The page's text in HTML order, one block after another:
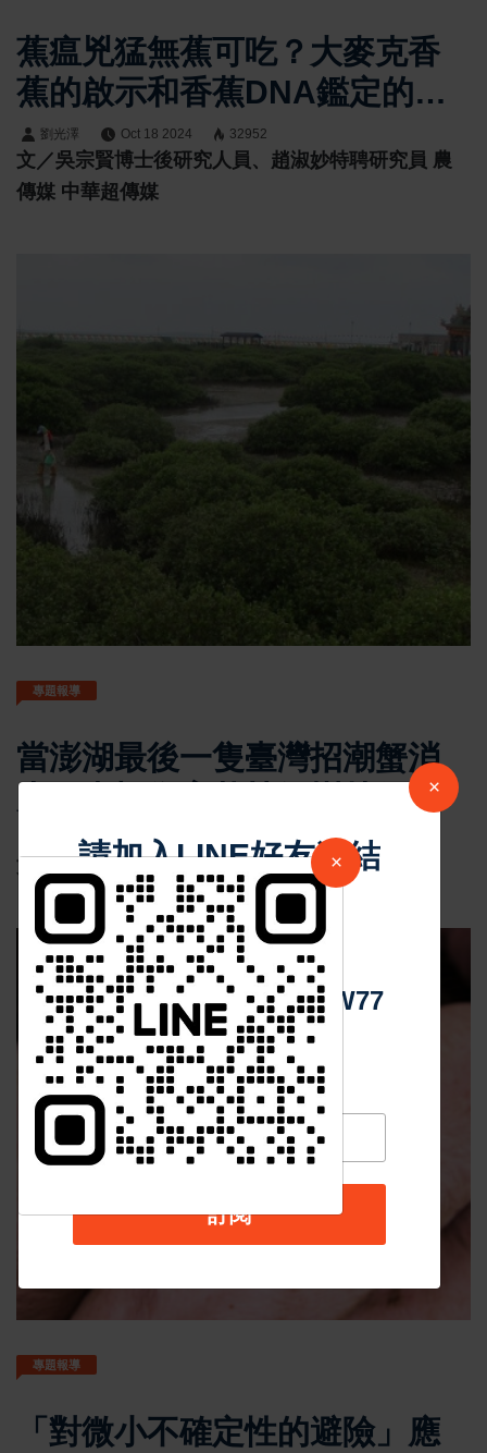
蕉瘟兇猛無蕉可吃？大麥克香
蕉的啟示和香蕉DNA鑑定的應
用劉光澤 Oct 18 2024 32952
文／吳宗賢博士後研究人員、趙淑妙特聘研究員 農
傳媒 中華超傳媒
專題報導
當澎湖最後一隻臺灣招潮蟹消
失？青螺復育栽植紅樹林何罪
之有
劉光澤 Oct 18 2024 33063
文、圖／范貴珠 農傳媒 中華超傳媒
專題報導
「對微小不確定性的避險」應
×
請加入LINE好友連結
中 華 超 傳 媒
Https://reurl.cc/adqW77
訂閱
×